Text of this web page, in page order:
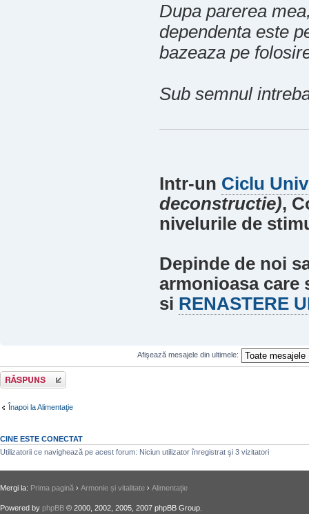
Dupa parerea
dependenta este
bazeaza pe
Sub semnul
Intr-un Ciclu
deconstructie),
nivelurile de
Depinde de noi
armonioasa care
si RENASTERE
Afişează mesajele din ultimele:
Răspunde
Înapoi la Alimentaţie
CINE ESTE CONECTAT
Utilizatorii ce navighează pe acest forum: Niciun utilizator înregistrat şi 3 vizitatori
Mergi la: Prima pagină › Armonie și vitalitate › Alimentaţie
Powered by phpBB © 2000, 2002, 2005, 2007 phpBB Group.